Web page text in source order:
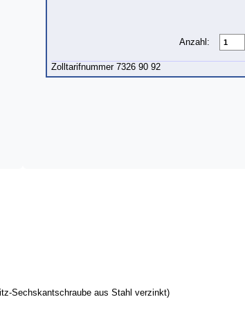
Anzahl:
Zolltarifnummer 7326 90 92
Sechskantschraube aus Stahl verzinkt)